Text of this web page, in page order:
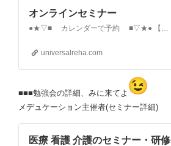
オンラインセミナー
universalreha.com
■■■勉強会の詳細、みに来てよ
メデュケーション主催者(セミナー詳細)
医療 看護 介護のセミナー・研修